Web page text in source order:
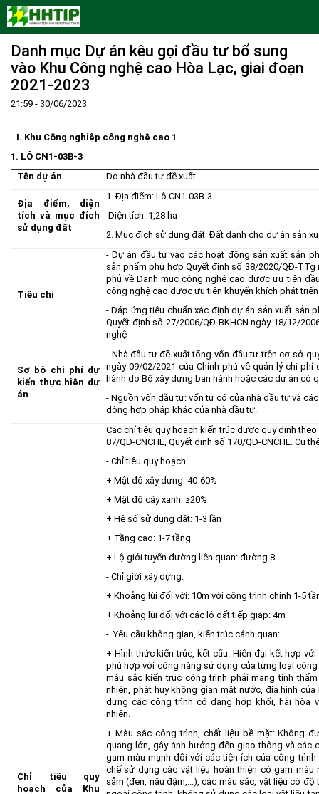
Trang Chủ
Giới thiệu
Lãnh đạo Ban Quản lý
Chính sách mới
Đào tạo và Nghiên cứu
Cách mạng công nghiệp lần thứ 4
Quy hoạch tổng thể
Ưu thế
Cơ chế ưu đãi đầu tư
Cơ chế Một cửa
Nguồn nhân lực
Trình tự, thủ tục đầu tư
Tiêu chí đầu tư
Quản lý và vận hành dự án đầu tư
Văn bản pháp luật
Các thủ tục hành chính
Đầu tư
Khu CNC Hòa Lạc
Môi trường
Quy hoạch - Xây dựng
Công nghệ và Sản phẩm
Thông báo
Thông báo chung
Công khai ngân sách
Liên hệ - Liên kết
Danh mục Dự án kêu gọi đầu tư bổ sung
vào Khu Công nghệ cao Hòa Lạc, giai đoạn
2021-2023
21:59 - 30/06/2023
I. Khu Công nghiệp công nghệ cao1
1. LÔ CN1-03B-3
Tên dự án
Do nhà đầu tư đề xuất
Địa điểm, diện
tích và mục đích
sử dụng đất
1. Địa điểm: Lô CN1-03B-3
Diện tích: 1,28 ha
2. Mục đích sử dụng đất: Đất dành cho dự án sản
Tiêu chí
- Dự án đầu tư vào các hoạt động sản xuất sản
sản phẩm phù hợp Quyết định số 38/2020/QĐ-
phủ về Danh mục công nghệ cao được ưu tiên
công nghệ cao được ưu tiên khuyến khích phát
- Đáp ứng tiêu chuẩn xác định dự án sản xuất sản
Quyết định số 27/2006/QĐ-BKHCN ngày 18/12/
nghệ
Sơ bộ chi phí dự
kiến thực hiện dự
án
- Nhà đầu tư đề xuất tổng vốn đầu tư trên cơ sở
ngày 09/02/2021 của Chính phủ về quản lý chi
hành do Bộ xây dựng ban hành hoặc các dự án có
- Nguồn vốn đầu tư: vốn tự có của nhà đầu tư và
động hợp pháp khác của nhà đầu tư.
Chỉ tiêu quy
hoạch của Khu
Các chỉ tiêu quy hoạch kiến trúc được quy định
87/QĐ-CNCHL, Quyết định số 170/QĐ-CNCHL. Cụ
- Chỉ tiêu quy hoạch:
+ Mật độ xây dựng: 40-60%
+ Mật độ cây xanh: ≥20%
+ Hệ số sử dụng đất: 1-3 lần
+ Tầng cao: 1-7 tầng
+ Lộ giới tuyến đường liên quan: đường 8
- Chỉ giới xây dựng:
+ Khoảng lùi đối với: 10m với công trình chính 1-5
+ Khoảng lùi đối với các lô đất tiếp giáp: 4m
- Yêu cầu không gian, kiến trúc cảnh quan:
+ Hình thức kiến trúc, kết cấu: Hiện đại kết hợp
phù hợp với công năng sử dụng của từng loại
màu sắc kiến trúc công trình phải mang tính
nhiên, phát huy không gian mặt nước, địa hình
dựng các công trình có dạng hợp khối, hài hòa
nhiên.
+ Màu sắc công trình, chất liệu bề mặt: Không
quang lớn, gây ảnh hưởng đến giao thông và các
gam màu mạnh đối với các tiện ích của công
chế sử dụng các vật liệu hoàn thiện có gam màu
sẫm (đen, nâu đậm,...), các màu sắc, vật liệu có